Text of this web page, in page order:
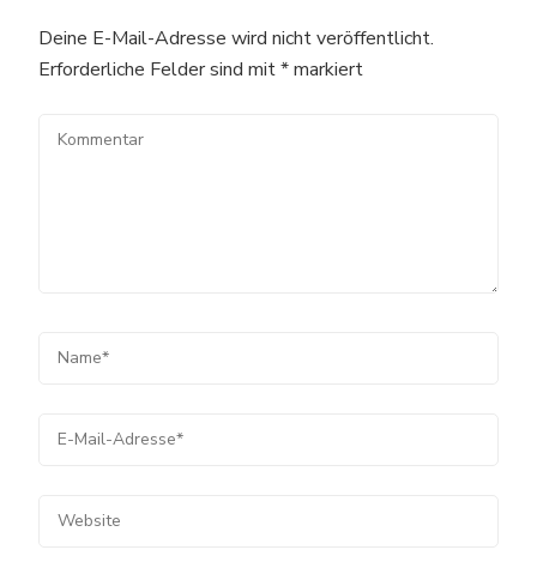
Deine E-Mail-Adresse wird nicht veröffentlicht.
Erforderliche Felder sind mit*markiert